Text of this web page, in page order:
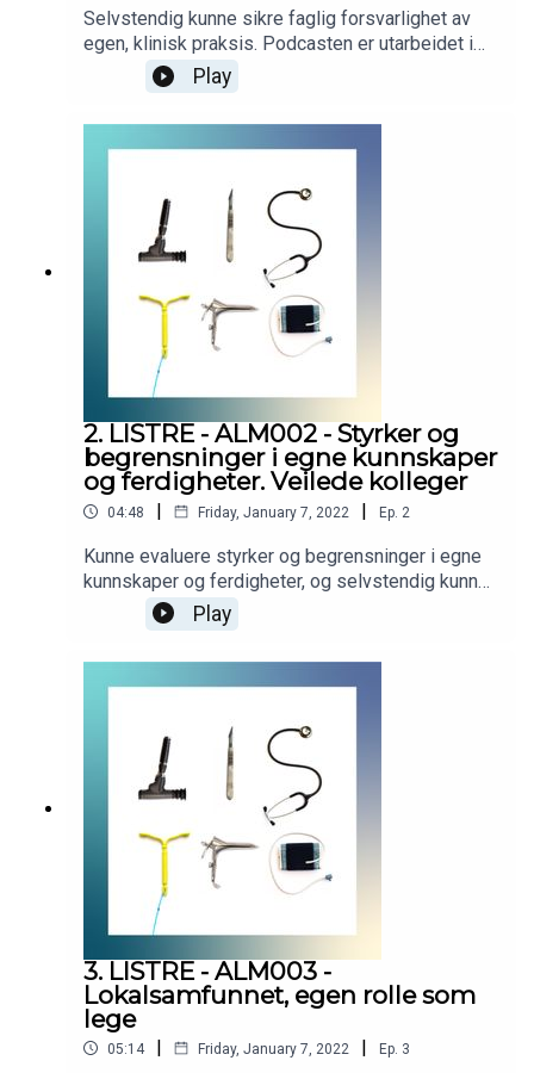
Selvstendig kunne sikre faglig forsvarlighet av
egen, klinisk praksis. Podcasten er utarbeidet i
samarbeid med Helsedirektoratet.
Helsedirektoratet har finansiert utviklingen av
podcasten, men innholdet er i sin helhet
utarbeidet av KVALLM (allmennlegene Kristian
fasit for hvordan læringsmålene skal tolkes, men
skal bidra til refleksjon rundt læringsmålene i
allmennmedisin.
Play
2. LISTRE - ALM002 - Styrker og
begrensninger i egne kunnskaper
og ferdigheter. Veilede kolleger
04:48 | Friday, January 7, 2022 | Ep. 2
Kunne evaluere styrker og begrensninger i egne
kunnskaper og ferdigheter, og selvstendig kunne
veilede kolleger i tilsvarende evaluering.
Podcasten er utarbeidet i samarbeid med
utviklingen av podcasten, men innholdet er i sin
Kristian Høines og Morten Munkvik). Podcasten
er ingen fasit for hvordan læringsmålene skal
tolkes, men skal bidra til refleksjon rundt
læringsmålene i allmennmedisin.
Play
3. LISTRE - ALM003 -
Lokalsamfunnet, egen rolle som
lege
05:14 | Friday, January 7, 2022 | Ep. 3